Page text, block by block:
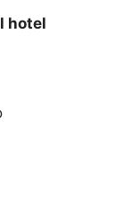
hotel